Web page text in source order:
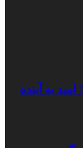
به آینده